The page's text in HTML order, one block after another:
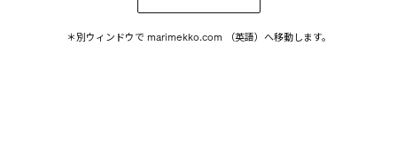
＊別ウィンドウで marimekko.com （英語）へ移動します。